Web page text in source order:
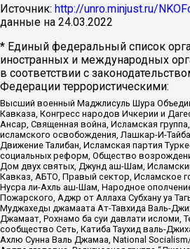
Источник: http://unro.minjust.ru/
данные на 24.03.2022
* Единый федеральный список
иностранных и международных
в соответствии с
Федерации террористическими:
Высший военный Маджлисуль Шура
Кавказа, Конгресс народов Ичкерии и
Ансар, Священная война, Исламская
исламского освобождения, Лашкар-И-
Движение Талибан, Исламская партия
социальных реформ, Общество
Дом двух святых, Джунд аш-Шам,
Кавказ, АБТО, Правый сектор, Исламское
Нусра ли-Ахль аш-Шам, Народное
Пожарского, Аджр от Аллаха Субхану уа
Муджахеды джамаата Ат-Тавхида Валь-
Джамаат, Рохнамо ба суи давлати исломи,
сообщество Сеть, Катиба Таухид валь-
Ахлю Сунна Валь Джамаа, National